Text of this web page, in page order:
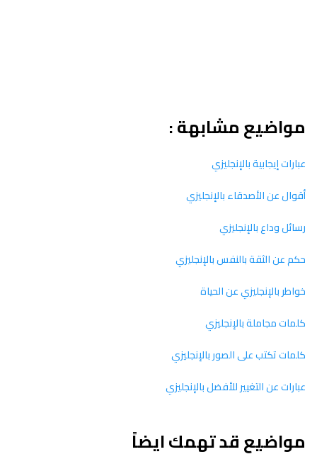
مواضيع مشابهة :
عبارات إيجابية بالإنجليزي
أقوال عن الأصدقاء بالإنجليزي
رسائل وداع بالإنجليزي
حكم عن الثقة بالنفس بالإنجليزي
خواطر بالإنجليزي عن الحياة
كلمات مجاملة بالإنجليزي
كلمات تكتب على الصور بالإنجليزي
عبارات عن التغيير للأفضل بالإنجليزي
مواضيع قد تهمك ايضاً